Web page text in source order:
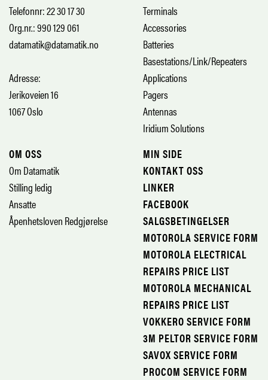
Telefonnr: 22 30 17 30
Org.nr.: 990 129 061
datamatik@datamatik.no
Adresse:
Jerikoveien 16
1067 Oslo
Terminals
Accessories
Batteries
Basestations/Link/Repeaters
Applications
Pagers
Antennas
Iridium Solutions
OM OSS
Om Datamatik
Stilling ledig
Ansatte
Åpenhetsloven Redgjørelse
MIN SIDE
KONTAKT OSS
LINKER
FACEBOOK
SALGSBETINGELSER
MOTOROLA SERVICE FORM
MOTOROLA ELECTRICAL
REPAIRS PRICE LIST
MOTOROLA MECHANICAL
REPAIRS PRICE LIST
VOKKERO SERVICE FORM
3M PELTOR SERVICE FORM
SAVOX SERVICE FORM
PROCOM SERVICE FORM